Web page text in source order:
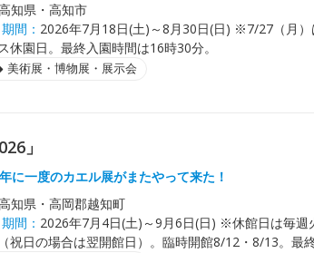
知県・高知市
期間： 2026年7月18日(土)～8月30日(日) ※7/27（月）
休園日。最終入園時間は16時30分。
美術展・博物展・展示会
」
に一度のカエル展がまたやって来た！
知県・高岡郡越知町
期間： 2026年7月4日(土)～9月6日(日) ※休館日は毎週
祝日の場合は翌開館日）。臨時開館8/12・8/13。最